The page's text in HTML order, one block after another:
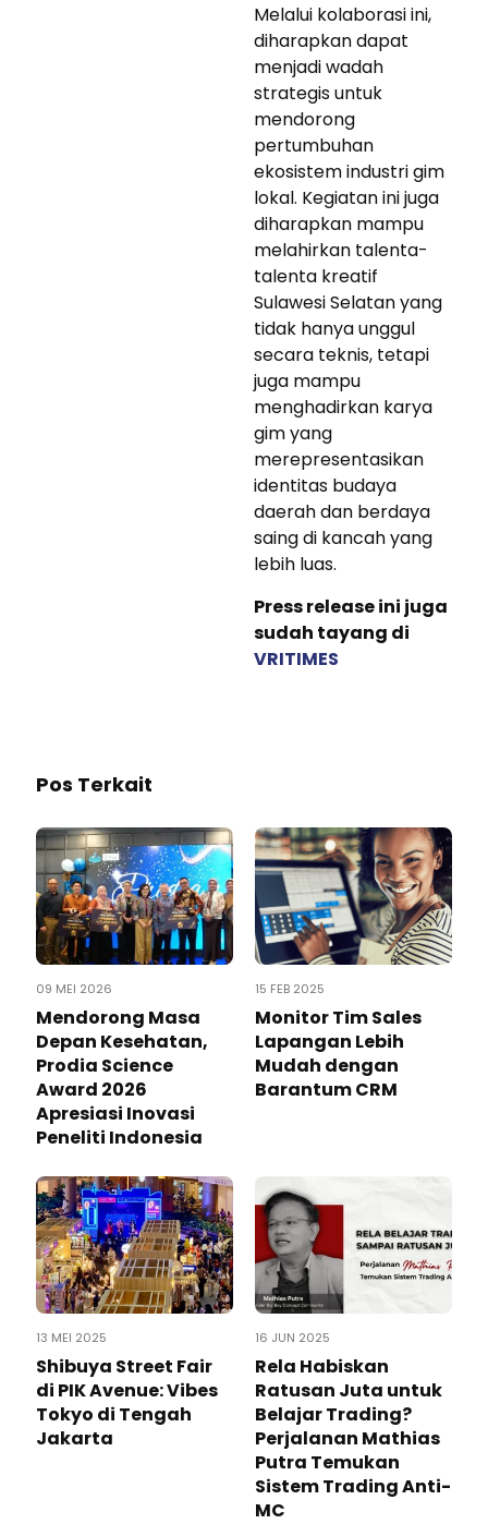
Melalui kolaborasi ini,
diharapkan dapat
menjadi wadah
strategis untuk
mendorong
pertumbuhan
ekosistem industri gim
lokal. Kegiatan ini juga
diharapkan mampu
melahirkan talenta-
talenta kreatif
Sulawesi Selatan yang
tidak hanya unggul
secara teknis, tetapi
juga mampu
menghadirkan karya
gim yang
merepresentasikan
identitas budaya
daerah dan berdaya
saing di kancah yang
lebih luas.
Press release ini juga
sudah tayang di
VRITIMES
Pos Terkait
09 MEI 2026
Mendorong Masa
Depan Kesehatan,
Prodia Science
Award 2026
Apresiasi Inovasi
Peneliti Indonesia
15 FEB 2025
Monitor Tim Sales
Lapangan Lebih
Mudah dengan
Barantum CRM
13 MEI 2025
Shibuya Street Fair
di PIK Avenue: Vibes
Tokyo di Tengah
Jakarta
16 JUN 2025
Rela Habiskan
Ratusan Juta untuk
Belajar Trading?
Perjalanan Mathias
Putra Temukan
Sistem Trading Anti-
MC